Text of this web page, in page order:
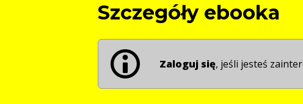
Szczegóły ebooka
Zaloguj się, jeśli jesteś